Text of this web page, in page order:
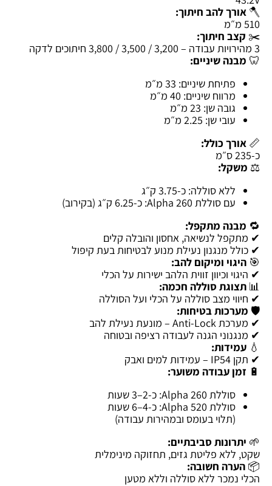
🪓 אורך להב חיתוך:
510 מ״מ
✂️ קצב חיתוך:
3 מהירויות עבודה – 3,200 / 3,500 / 3,800 חיתוכים לדקה
🦷 מבנה שיניים:
פתיחת שיניים: 33 מ״מ
מרווח שיניים: 40 מ״מ
גובה שן: 23 מ״מ
עובי שן: 2.25 מ״מ
📏 אורך כולל:
כ-235 ס״מ
⚖️ משקל:
ללא סוללה: כ-3.75 ק״ג
עם סוללת Alpha 260: כ-6.25 ק״ג (בקירוב)
🔁 מבנה מתקפל:
✔ מתקפל לנשיאה, אחסון והובלה קלים
✔ כולל מנגנון נעילת מנוע לבטיחות בעת קיפול
🎯 היגוי ומיקום להב:
✔ היגוי וכיוון זווית הלהב ישירות על הכלי
📊 תצוגת סוללה חכמה:
✔ חיווי מצב סוללה על הכלי ועל הסוללה
🛡️ מערכות בטיחות:
✔ מערכת Anti-Lock – מונעת נעילת להב
✔ מנגנוני הגנה לעבודה רציפה ובטוחה
💧 עמידות:
✔ תקן IP54 – עמידות למים ואבק
🔋 זמן עבודה משוער:
סוללת Alpha 260: כ-2–3 שעות
סוללת Alpha 520: כ-4–6 שעות
(תלוי בעומס ובמהירות עבודה)
🌱 יתרונות סביבתיים:
שקט, ללא פליטת גזים, תחזוקה מינימלית
📦 הערה חשובה:
הכלי נמכר ללא סוללה וללא מטען